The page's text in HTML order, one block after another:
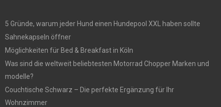
5 Gründe, warum jeder Hund einen Hundepool XXL haben sollte
Sahnekapseln öffner
Möglichkeiten für Bed & Breakfast in Köln
Was sind die weltweit beliebtesten Motorrad Chopper Marken und
modelle?
Couchtische Schwarz – Die perfekte Ergänzung für Ihr
Wohnzimmer